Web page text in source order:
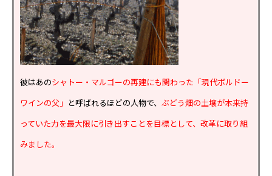
彼はあのシャトー・マルゴーの再建にも関わった「現代ボルドー
ワインの父」 と呼ばれるほどの人物で、 ぶどう畑の土壌が本来持
っていた力を最大限に引き出すことを目標として、改革に取り組
みました。